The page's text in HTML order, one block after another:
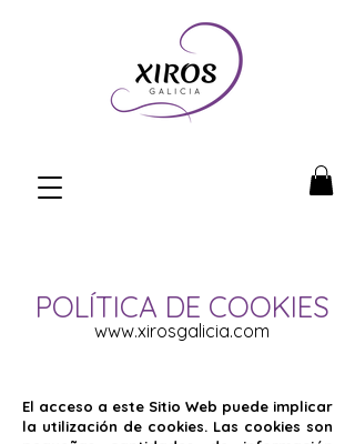
POLÍTICA DE COOKIES
www.xirosgalicia.com
El acceso a este Sitio Web puede implicar
la utilización de cookies. Las cookies son